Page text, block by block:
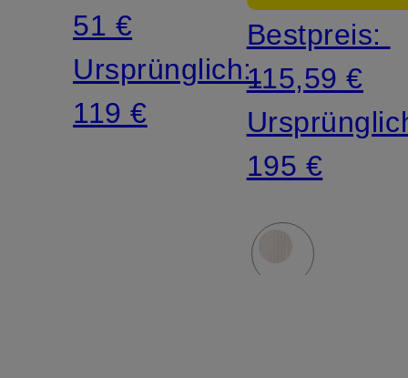
51 €
Ursprünglich:
119 €
Bestpreis:
115,59 €
195 €